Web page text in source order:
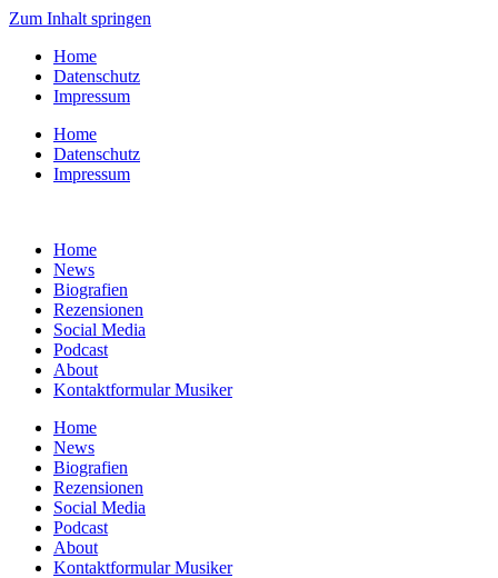
Zum Inhalt springen
Home
Datenschutz
Impressum
Home
Datenschutz
Impressum
Home
News
Biografien
Rezensionen
Social Media
Podcast
About
Kontaktformular Musiker
Home
News
Biografien
Rezensionen
Social Media
Podcast
About
Kontaktformular Musiker